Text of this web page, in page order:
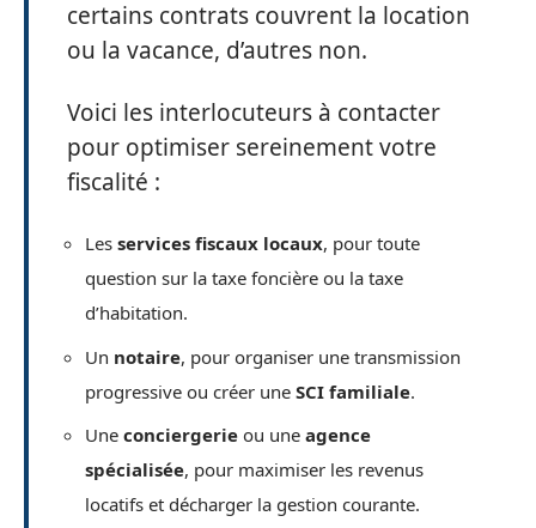
certains contrats couvrent la location
ou la vacance, d’autres non.
Voici les interlocuteurs à contacter
pour optimiser sereinement votre
fiscalité :
Les services fiscaux locaux, pour toute
question sur la taxe foncière ou la taxe
d’habitation.
Un notaire, pour organiser une transmission
progressive ou créer une SCI familiale.
Une conciergerie ou une agence
spécialisée, pour maximiser les revenus
locatifs et décharger la gestion courante.